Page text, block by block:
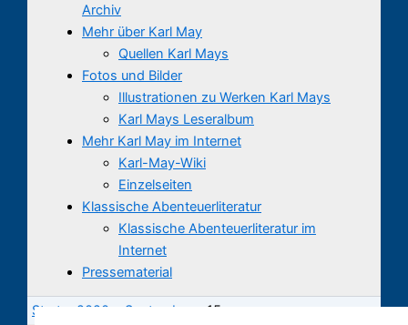
Archiv
Mehr über Karl May
Quellen Karl Mays
Fotos und Bilder
Illustrationen zu Werken Karl Mays
Karl Mays Leseralbum
Mehr Karl May im Internet
Karl-May-Wiki
Einzelseiten
Klassische Abenteuerliteratur
Klassische Abenteuerliteratur im
Internet
Pressematerial
Start 2020 September 15.